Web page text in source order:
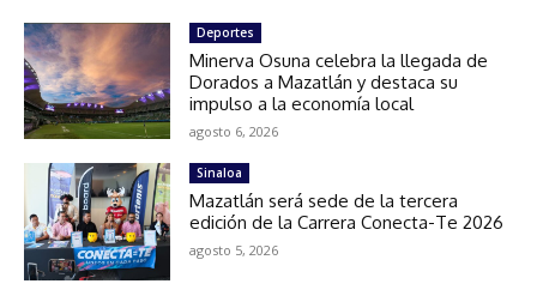
Deportes
Minerva Osuna celebra la llegada de
Dorados a Mazatlán y destaca su
impulso a la economía local
agosto 6, 2026
Sinaloa
Mazatlán será sede de la tercera
edición de la Carrera Conecta-Te 2026
agosto 5, 2026